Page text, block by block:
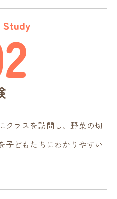
Study
クラスを訪問し、野菜の切
子どもたちにわかりやすい